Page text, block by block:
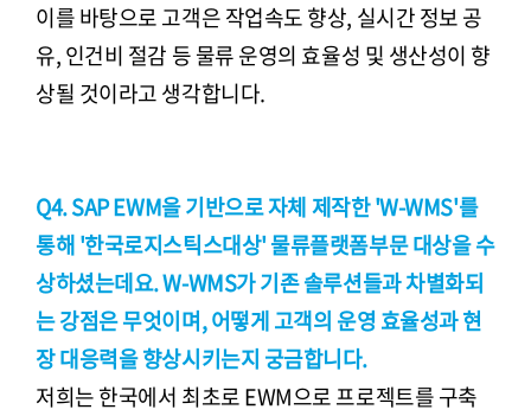
이를 바탕으로 고객은 작업속도 향상, 실시간 정보 공
유, 인건비 절감 등 물류 운영의 효율성 및 생산성이 향
상될 것이라고 생각합니다.
Q4. SAP EWM을 기반으로 자체 제작한 'W-WMS'를
통해 '한국로지스틱스대상' 물류플랫폼부문 대상을 수
상하셨는데요. W-WMS가 기존 솔루션들과 차별화되
는 강점은 무엇이며, 어떻게 고객의 운영 효율성과 현
장 대응력을 향상시키는지 궁금합니다.
저희는 한국에서 최초로 EWM으로 프로젝트를 구축